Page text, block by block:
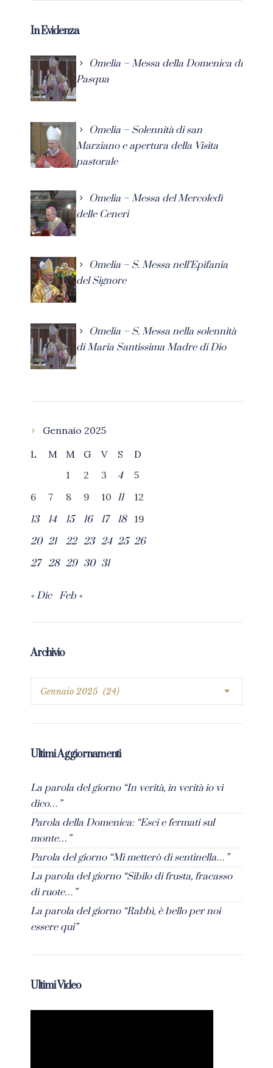
In Evidenza
Omelia – Messa della Domenica di
Pasqua
Omelia – Solennità di san
Marziano e apertura della Visita
pastorale
Omelia – Messa del Mercoledì
delle Ceneri
Omelia – S. Messa nell’Epifania
del Signore
Omelia – S. Messa nella solennità
di Maria Santissima Madre di Dio
Gennaio 2025
L
M M G V S
D
1
2 3 4
5
6
7 8 9 10 11
12
13
14 15 16 17 18
19
20 21 22 23 24 25 26
27 28 29 30 31
« Dic Feb »
Archivio
Ultimi Aggiornamenti
La parola del giorno “In verità, in verità io vi
dico…”
Parola della Domenica: “Esci e fermati sul
monte…”
Parola del giorno “Mi metterò di sentinella…”
La parola del giorno “Sibilo di frusta, fracasso
di ruote…”
La parola del giorno “Rabbì, è bello per noi
essere qui”
Ultimi Video